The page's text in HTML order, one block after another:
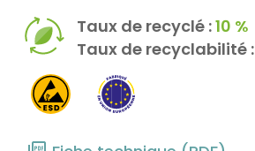
Taux de recyclé :10 %
Taux de recyclabilité :